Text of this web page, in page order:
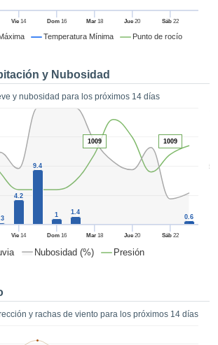
Temperatura Mínima Punto de rocío
Vie 14 Dom16 Mar18 Jue 20 Sáb22
y Nubosidad
y nubosidad para los próximos 14 días
Nubosidad (%) Presión
50
Vie 14 Dom16 Mar18 Jue 20 Sáb22
4.2
9.4
1 1.4
0.6
1009 1009
y rachas de viento para los próximos 14 días